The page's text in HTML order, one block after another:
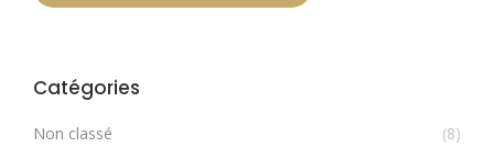
Catégories
Non classé
(8)